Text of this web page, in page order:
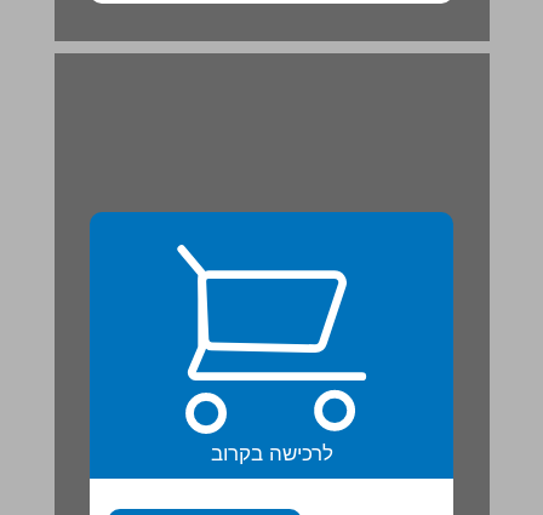
לרכישה בקרוב